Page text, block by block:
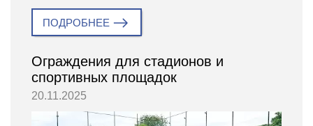
ПОДРОБНЕЕ
Ограждения для стадионов и
спортивных площадок
20.11.2025